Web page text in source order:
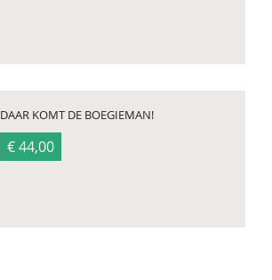
DAAR KOMT DE BOEGIEMAN!
€ 44,00